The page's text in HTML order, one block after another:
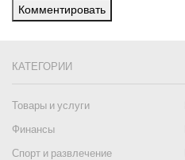
Комментировать
КАТЕГОРИИ
Товары и услуги
Финансы
Спорт и развлечение